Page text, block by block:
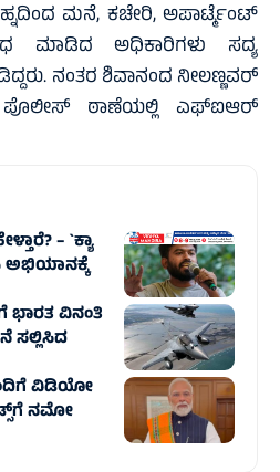
ಮನೆ, ಕಚೇರಿ, ಅಪಾರ್ಟ್ಮೆಂಟ್
ಮಾಡಿದ ಅಧಿಕಾರಿಗಳು ಸದ್ಯ
ನಂತರ ಶಿವಾನಂದ ನೀಲಣ್ಣವರ್
ಪೊಲೀಸ್ ಠಾಣೆಯಲ್ಲಿ ಎಫ್‌ಐಆರ್
– `ಕ್ಯಾ
ಅಭಿಯಾನಕ್ಕೆ
ಭಾರತ ವಿನಂತಿ
ಸಲ್ಲಿಸಿದ
ವಿಡಿಯೋ
ನಮೋ